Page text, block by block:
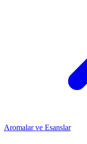
Aromalar ve Esanslar